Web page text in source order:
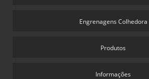
Engrenagens Colhedora
Produtos
Informações